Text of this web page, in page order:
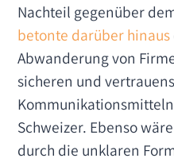
Nachteil gegenüber
betonte darüber hinaus
Abwanderung von
sicheren und
Schweizer. Ebenso
durch die unklaren